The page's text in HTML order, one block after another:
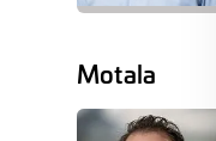
Motala